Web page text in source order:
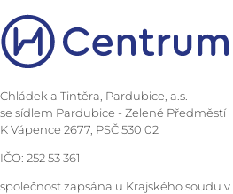
Chládek a Tintěra, Pardubice, a.s.
se sídlem Pardubice - Zelené Předměstí
K Vápence 2677, PSČ 530 02
IČO: 252 53 361
společnost zapsána u Krajského soudu v